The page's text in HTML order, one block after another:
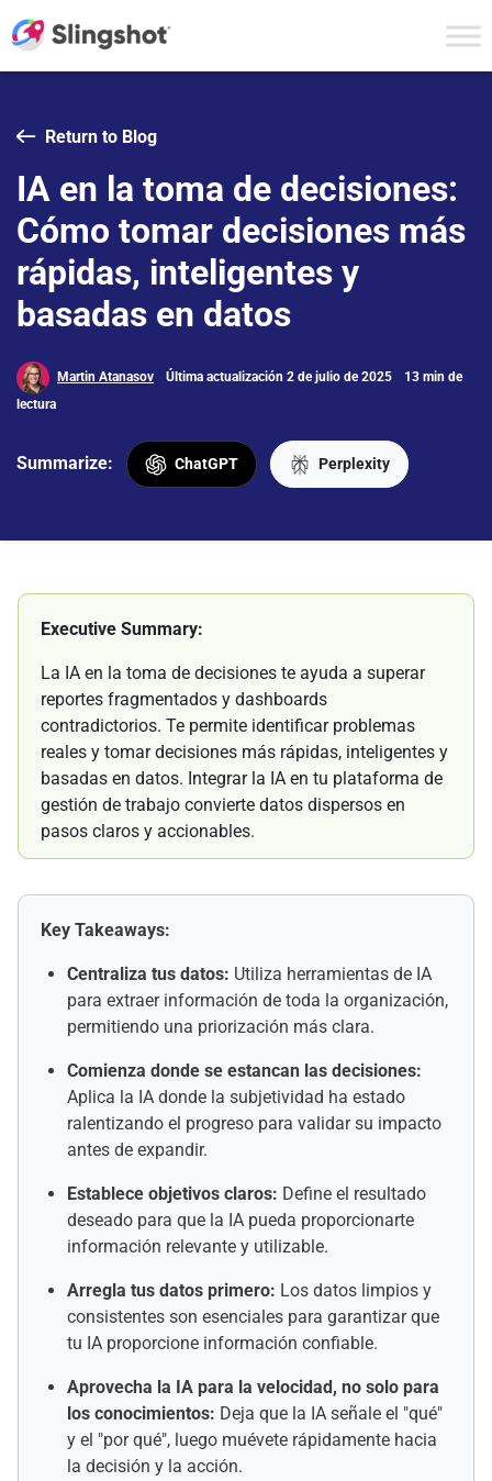
Return to Blog
IA en la toma de decisiones:
Cómo tomar decisiones más
rápidas, inteligentes y
basadas en datos
Martin Atanasov Última actualización 2 de julio de 2025
13 min de
lectura
Summarize: ChatGPT Perplexity
Executive Summary:
La IA en la toma de decisiones te ayuda a superar
reportes fragmentados y dashboards
contradictorios. Te permite identificar problemas
reales y tomar decisiones más rápidas, inteligentes y
basadas en datos. Integrar la IA en tu plataforma de
gestión de trabajo convierte datos dispersos en
pasos claros y accionables.
Key Takeaways:
Centraliza tus datos: Utiliza herramientas de IA
para extraer información de toda la organización,
permitiendo una priorización más clara.
Comienza donde se estancan las decisiones:
Aplica la IA donde la subjetividad ha estado
ralentizando el progreso para validar su impacto
antes de expandir.
Establece objetivos claros: Define el resultado
deseado para que la IA pueda proporcionarte
información relevante y utilizable.
Arregla tus datos primero: Los datos limpios y
consistentes son esenciales para garantizar que
tu IA proporcione información confiable.
Aprovecha la IA para la velocidad, no solo para
los conocimientos: Deja que la IA señale el "qué"
y el "por qué", luego muévete rápidamente hacia
la decisión y la acción.